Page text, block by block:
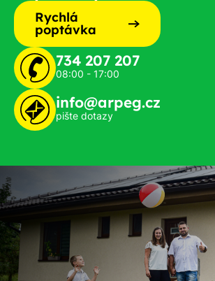
Rychlá
poptávka
734 207 207
08:00 - 17:00
info@arpeg.cz
pište dotazy